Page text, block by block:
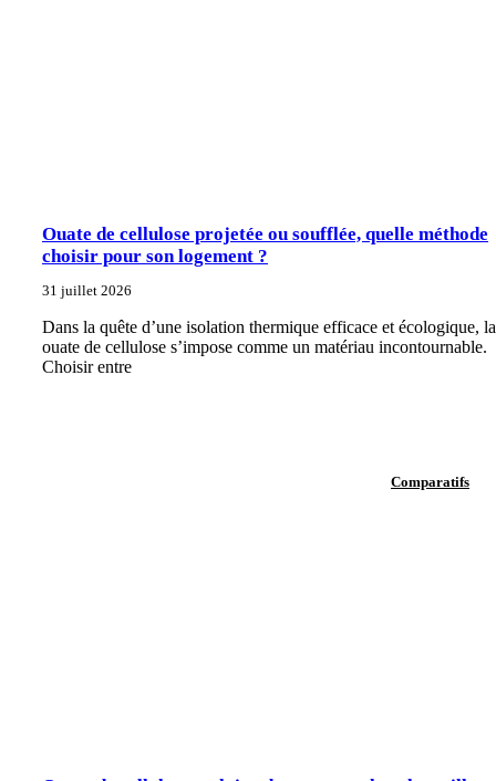
Ouate de cellulose projetée ou soufflée, quelle méthode
choisir pour son logement ?
31 juillet 2026
Dans la quête d’une isolation thermique efficace et écologique, la
ouate de cellulose s’impose comme un matériau incontournable.
Choisir entre
Comparatifs